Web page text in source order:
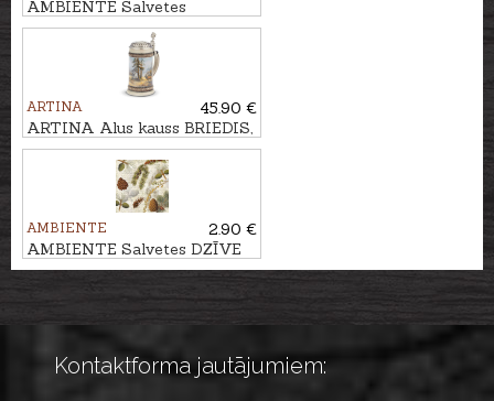
AMBIENTE Salvetes
SAVVAĻAS DZĪVNIEKI
ARTINA
45.90 €
ARTINA Alus kauss BRIEDIS,
500ml
AMBIENTE
2.90 €
AMBIENTE Salvetes DZĪVE
MEŽĀ
Kontaktforma jautājumiem: